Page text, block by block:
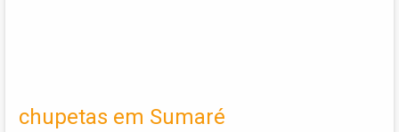
chupetas em Sumaré